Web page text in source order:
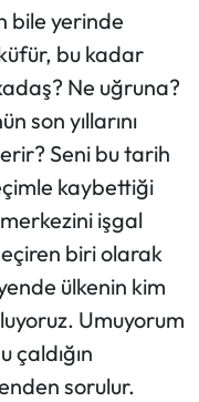
bile yerinde
bu kadar
Ne uğruna?
son yıllarını
Seni bu tarih
kaybettiği
işgal
biri olarak
ülkenin kim
Umuyorum
çaldığın
sorulur.